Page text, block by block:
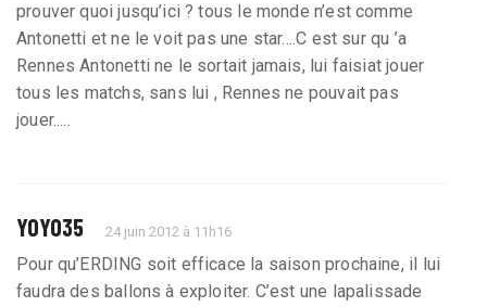
prouver quoi jusqu’ici ? tous le monde n’est comme
Antonetti et ne le voit pas une star....C est sur qu ’a
Rennes Antonetti ne le sortait jamais, lui faisiat jouer
tous les matchs, sans lui , Rennes ne pouvait pas
jouer.....
YOYO35 24 juin 2012 à 11h16
Pour qu’ERDING soit efficace la saison prochaine, il lui
faudra des ballons à exploiter. C’est une lapalissade